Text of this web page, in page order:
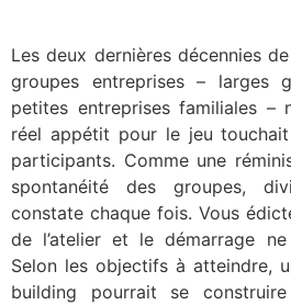
Les deux dernières décennies
groupes entreprises – larges
petites entreprises familiales –
réel appétit pour le jeu
participants. Comme une
spontanéité des groupes,
constate chaque fois. Vous
de l’atelier et le démarrage
Selon les objectifs à atteindre,
building pourrait se